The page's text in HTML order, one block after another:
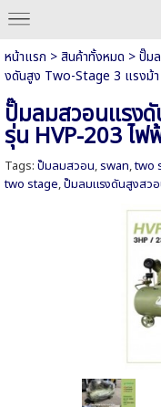
หน้าแรก >สินค้าทั้งหมด >ปั๊ม
งดันสูง Two-Stage 3 แรงม้
ปั๊มลมสวอนแรง
รุ่น HVP-203 ไฟ
Tags: ปั๊มลมสวอน,swan,two
two stage,ปั๊มลมแรงดันสูงสว